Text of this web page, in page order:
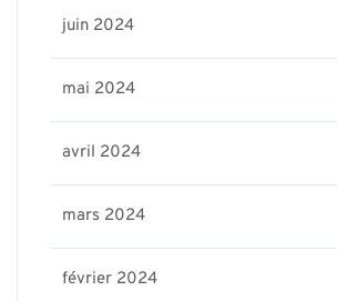
juin 2024
mai 2024
avril 2024
mars 2024
février 2024